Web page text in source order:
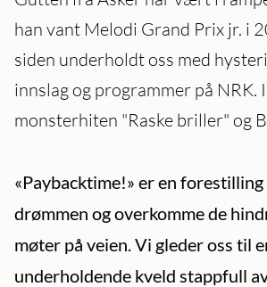
han vant Melodi Grand Prix jr. i
siden underholdt oss med
innslag og programmer på NRK.
monsterhiten "Raske briller" og
«Paybacktime!» er en forestilling
drømmen og overkomme de
møter på veien. Vi gleder oss til
underholdende kveld stappfull